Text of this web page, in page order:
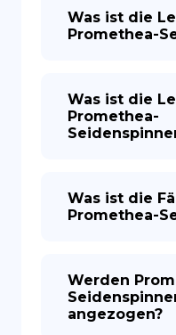
Was ist die
Promethea-
Was ist die
Promethea-
Was ist die
Promethea-
Werden
angezogen?